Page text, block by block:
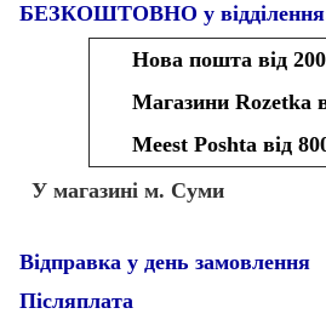
БЕЗКОШТОВНО у
Нова пошта від
Магазини Rozetka
Meest Poshta від
У магазині м. Суми
Відправка у день замовлення
Післяплата